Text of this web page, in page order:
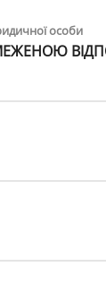
особи